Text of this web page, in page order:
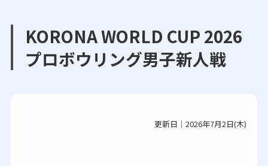
KORONA WORLD CUP 2026
プロボウリング男子新人戦
更新日｜2026年7月2日(木)